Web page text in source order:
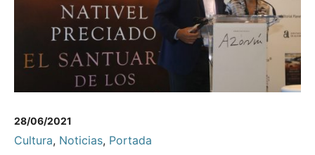
28/06/2021
Cultura, Noticias, Portada